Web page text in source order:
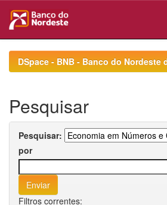
navigationDSpace - BNB - Banco do Nordeste
Pesquisar
Pesquisar:
por
Filtros correntes: